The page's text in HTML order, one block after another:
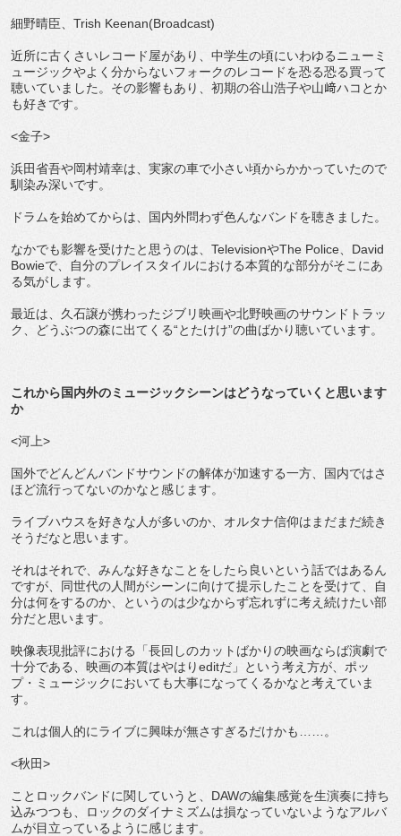
細野晴臣、Trish Keenan(Broadcast)
近所に古くさいレコード屋があり、中学生の頃にいわゆるニューミ
ュージックやよく分からないフォークのレコードを恐る恐る買って
聴いていました。その影響もあり、初期の谷山浩子や山﨑ハコとか
も好きです。
<金子>
浜田省吾や岡村靖幸は、実家の車で小さい頃からかかっていたので
馴染み深いです。
ドラムを始めてからは、国内外問わず色んなバンドを聴きました。
なかでも影響を受けたと思うのは、TelevisionやThe Police、David
Bowieで、自分のプレイスタイルにおける本質的な部分がそこにあ
る気がします。
最近は、久石譲が携わったジブリ映画や北野映画のサウンドトラッ
ク、どうぶつの森に出てくる“とたけけ”の曲ばかり聴いています。
これから国内外のミュージックシーンはどうなっていくと思います
か
<河上>
国外でどんどんバンドサウンドの解体が加速する一方、国内ではさ
ほど流行ってないのかなと感じます。
ライブハウスを好きな人が多いのか、オルタナ信仰はまだまだ続き
そうだなと思います。
それはそれで、みんな好きなことをしたら良いという話ではあるん
ですが、同世代の人間がシーンに向けて提示したことを受けて、自
分は何をするのか、というのは少なからず忘れずに考え続けたい部
分だと思います。
映像表現批評における「長回しのカットばかりの映画ならば演劇で
十分である、映画の本質はやはりeditだ」という考え方が、ポッ
プ・ミュージックにおいても大事になってくるかなと考えていま
す。
これは個人的にライブに興味が無さすぎるだけかも……。
<秋田>
ことロックバンドに関していうと、DAWの編集感覚を生演奏に持ち
込みつつも、ロックのダイナミズムは損なっていないようなアルバ
ムが目立っているように感じます。